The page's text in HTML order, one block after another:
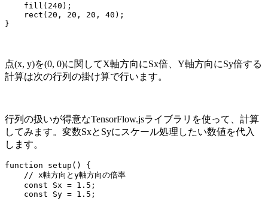
    fill(240);
    rect(20, 20, 20, 40);
}
点(x, y)を(0, 0)に関してX軸方向にSx倍、Y軸方向にSy倍する
計算は次の行列の掛け算で行います。
行列の扱いが得意なTensorFlow.jsライブラリを使って、計算
してみます。変数SxとSyにスケール処理したい数値を代入
します。
function setup() {
    // x軸方向とy軸方向の倍率
    const Sx = 1.5;
    const Sy = 1.5;